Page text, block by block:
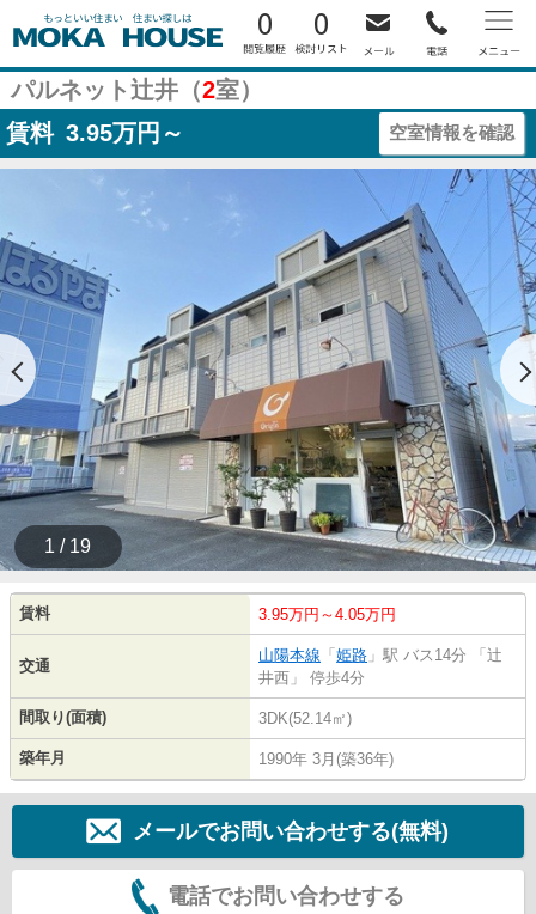
0 0
パルネット辻井（2室）
賃料 3.95万円～ 空室情報を確認
1 / 19
賃料 3.95万円～4.05万円
交通
山陽本線 「 姫路 」駅 バス14分 「辻
井西」 停歩4分
間取り(面積) 3DK(52.14㎡)
築年月 1990年 3月(築36年)
メールでお問い合わせする(無料)
電話でお問い合わせする